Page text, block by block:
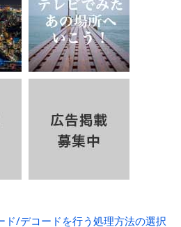
ド/デコードを行う処理方法の選択